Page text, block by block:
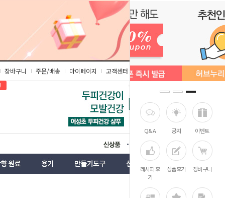
Q&A 공지 이벤트
레시피 후
기
상품후기 장바구니
장바구니 주문/배송 마이페이지 고객센터 즐겨찾기
상품 벤트